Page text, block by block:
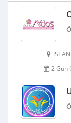
2 Gün